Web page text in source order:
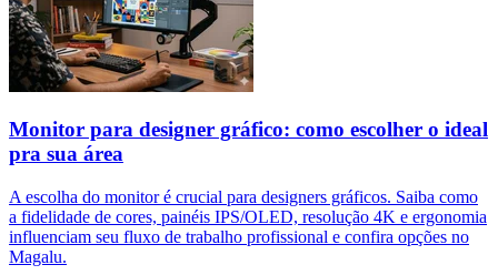
Monitor para designer gráfico: como escolher o ideal
pra sua área
A escolha do monitor é crucial para designers gráficos. Saiba como
a fidelidade de cores, painéis IPS/OLED, resolução 4K e ergonomia
influenciam seu fluxo de trabalho profissional e confira opções no
Magalu.